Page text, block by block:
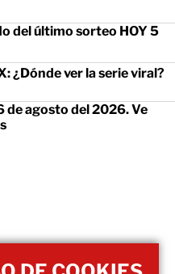
del último sorteo HOY 5
¿Dónde ver la serie viral?
de agosto del 2026. Ve